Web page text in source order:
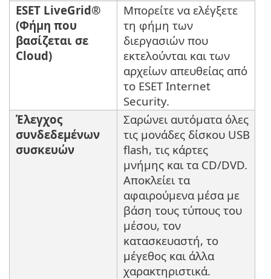
ESET LiveGrid®
(Φήμη που
βασίζεται σε
Cloud)
Μπορείτε να ελέγξετε
τη φήμη των
διεργασιών που
εκτελούνται και των
αρχείων απευθείας από
το ESET Internet
Security.
Έλεγχος
συνδεδεμένων
συσκευών
Σαρώνει αυτόματα όλες
τις μονάδες δίσκου USB
flash, τις κάρτες
μνήμης και τα CD/DVD.
Αποκλείει τα
αφαιρούμενα μέσα με
βάση τους τύπους του
μέσου, τον
κατασκευαστή, το
μέγεθος και άλλα
χαρακτηριστικά.